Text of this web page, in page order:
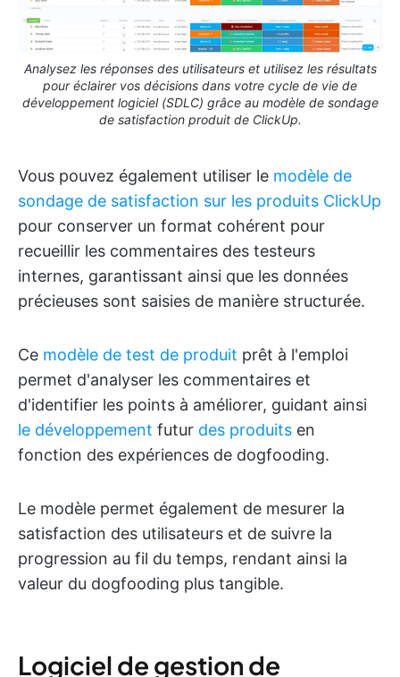
Analysez les réponses des utilisateurs et utilisez les résultats
pour éclairer vos décisions dans votre cycle de vie de
développement logiciel (SDLC) grâce au modèle de sondage
de satisfaction produit de ClickUp.
Vous pouvez également utiliser le modèle de
sondage de satisfaction sur les produits ClickUp
pour conserver un format cohérent pour
recueillir les commentaires des testeurs
internes, garantissant ainsi que les données
précieuses sont saisies de manière structurée.
Ce modèle de test de produit prêt à l'emploi
permet d'analyser les commentaires et
d'identifier les points à améliorer, guidant ainsi
le développement futur des produits en
fonction des expériences de dogfooding.
Le modèle permet également de mesurer la
satisfaction des utilisateurs et de suivre la
progression au fil du temps, rendant ainsi la
valeur du dogfooding plus tangible.
Logiciel de gestion de